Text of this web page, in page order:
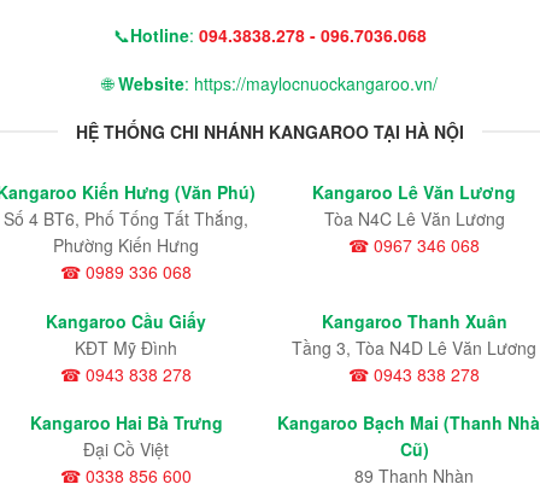
📞Hotline: 094.3838.278 - 096.7036.068
🌐Website: https://maylocnuockangaroo.vn/
HỆ THỐNG CHI NHÁNH KANGAROO TẠI HÀ NỘI
Kiến Hưng (Văn Phú)
Số 4 BT6, Phố Tống Tất Thắng,
Phường Kiến Hưng
☎ 0989 336 068
Kangaroo Lê Văn Lương
Tòa N4C Lê Văn Lương
☎ 0967 346 068
Kangaroo Cầu Giấy
KĐT Mỹ Đình
☎ 0943 838 278
Kangaroo Thanh Xuân
Tầng 3, Tòa N4D Lê Văn Lương
☎ 0943 838 278
Kangaroo Hai Bà Trưng
Đại Cồ Việt
☎ 0338 856 600
Kangaroo Bạch Mai (Thanh
Cũ)
89 Thanh Nhàn